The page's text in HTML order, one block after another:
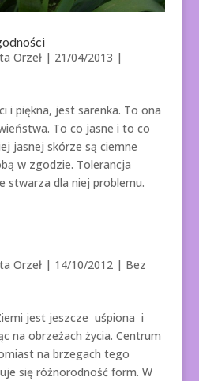
Orzeł| 21/04/2013 |
i piękna, jest sarenka. To ona
To co jasne i to co
jasnej skórze są ciemne
w zgodzie. Tolerancja
stwarza dla niej problemu.
Orzeł| 14/10/2012| Bez
jest jeszcze uśpiona i
na obrzeżach życia. Centrum
na brzegach tego
się różnorodność form. W